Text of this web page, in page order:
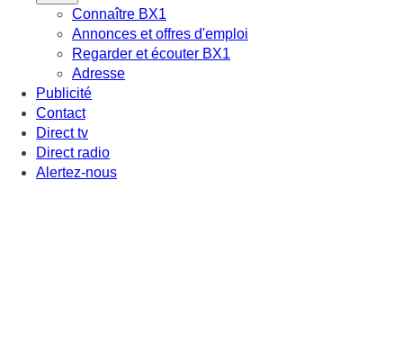
Connaître BX1
Annonces et offres d'emploi
Regarder et écouter BX1
Adresse
Publicité
Contact
Direct tv
Direct radio
Alertez-nous